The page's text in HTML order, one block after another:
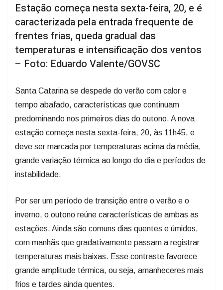
Estação começa nesta sexta-feira, 20, e é
caracterizada pela entrada frequente de
frentes frias, queda gradual das
temperaturas e intensificação dos ventos
– Foto: Eduardo Valente/GOVSC
Santa Catarina se despede do verão com calor e
tempo abafado, características que continuam
predominando nos primeiros dias do outono. A nova
estação começa nesta sexta-feira, 20, às 11h45, e
deve ser marcada por temperaturas acima da média,
grande variação térmica ao longo do dia e períodos de
instabilidade.
Por ser um período de transição entre o verão e o
inverno, o outono reúne características de ambas as
estações. Ainda são comuns dias quentes e úmidos,
com manhãs que gradativamente passam a registrar
temperaturas mais baixas. Esse contraste favorece
grande amplitude térmica, ou seja, amanheceres mais
frios e tardes ainda quentes.